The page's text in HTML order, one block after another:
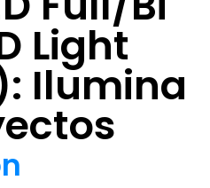
Light
Ilumina